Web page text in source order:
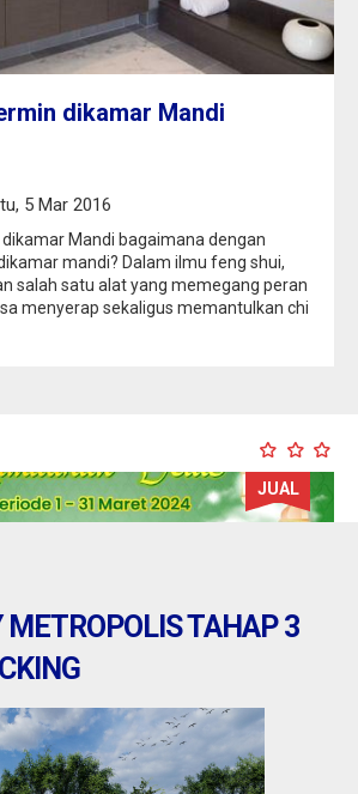
dikamar Mandi
5 Mar 2016
dikamar Mandi bagaimana dengan
mandi? Dalam ilmu feng shui,
salah satu alat yang memegang peran
menyerap sekaligus memantulkan chi
JUAL
TAHAP 3